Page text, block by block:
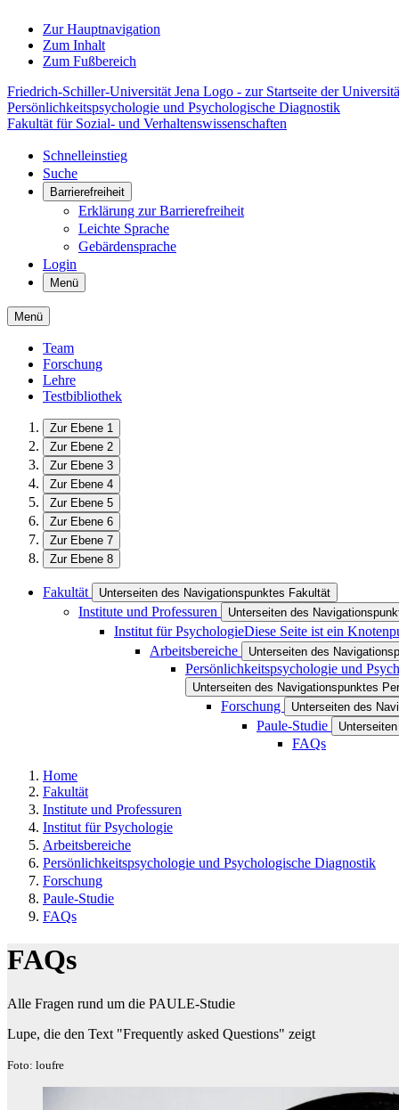
Zur Hauptnavigation
Zum Inhalt
Zum Fußbereich
Friedrich-Schiller-Universität Jena Logo - zur Startseite der
Persönlichkeitspsychologie und Psychologische Diagnostik
Fakultät für Sozial- und Verhaltenswissenschaften
Schnelleinstieg
Suche
Barrierefreiheit
Erklärung zur Barrierefreiheit
Leichte Sprache
Gebärdensprache
Login
Menü
Menü
Team
Forschung
Lehre
Testbibliothek
Zur Ebene 1
Zur Ebene 2
Zur Ebene 3
Zur Ebene 4
Zur Ebene 5
Zur Ebene 6
Zur Ebene 7
Zur Ebene 8
Fakultät Unterseiten des Navigationspunktes Fakultät
Institute und Professuren Unterseiten des
Institut für PsychologieDiese Seite ist ein
Arbeitsbereiche
Unterseiten des
Persönlichkeitspsychologie und
Unterseiten des Navigationspunktes
Forschung Unterseiten des
Paule-Studie
FAQs
Home
Fakultät
Institute und Professuren
Institut für Psychologie
Arbeitsbereiche
Persönlichkeitspsychologie und Psychologische Diagnostik
Forschung
Paule-Studie
FAQs
FAQs
Alle Fragen rund um die PAULE-Studie
Lupe, die den Text "Frequently asked Questions" zeigt
Foto: loufre